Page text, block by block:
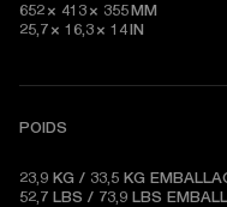
652 × 413 × 355 MM
25,7 × 16,3 × 14 IN
POIDS
23,9 KG / 33,5 KG
52,7 LBS / 73,9 LBS